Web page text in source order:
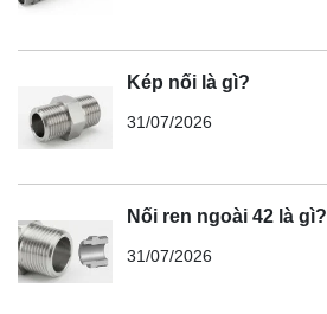
Kép nối là gì?
31/07/2026
Nối ren ngoài 42 là gì?
31/07/2026